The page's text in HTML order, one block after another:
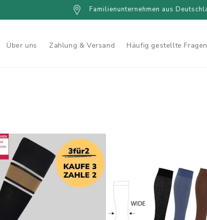
Familienunternehmen aus Deutschland
Über uns Zahlung & Versand Häufig gestellte Fragen